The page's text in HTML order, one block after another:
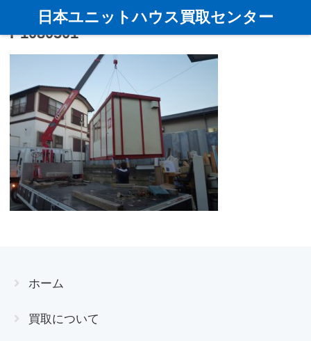
P1080501
ホーム
買取について
日本ユニットハウス買取センター